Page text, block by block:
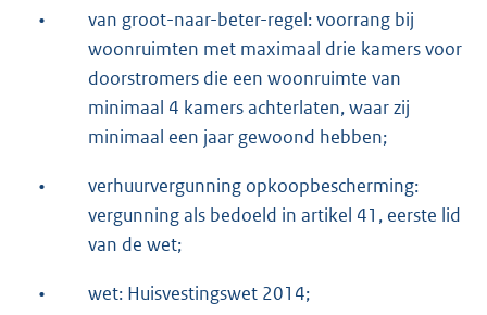
•
van groot-naar-beter-regel: voorrang bij
woonruimten met maximaal drie kamers voor
doorstromers die een woonruimte van
minimaal 4 kamers achterlaten, waar zij
minimaal een jaar gewoond hebben;
•
verhuurvergunning opkoopbescherming:
vergunning als bedoeld in artikel 41, eerste lid
van de wet;
• wet: Huisvestingswet 2014;